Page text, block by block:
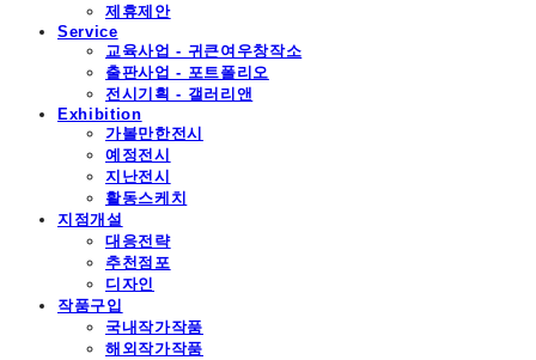
제휴제안
Service
교육사업 - 귀큰여우창작소
출판사업 - 포트폴리오
전시기획 - 갤러리앤
Exhibition
가볼만한전시
예정전시
지난전시
활동스케치
지점개설
대응전략
추천점포
디자인
작품구입
국내작가작품
해외작가작품